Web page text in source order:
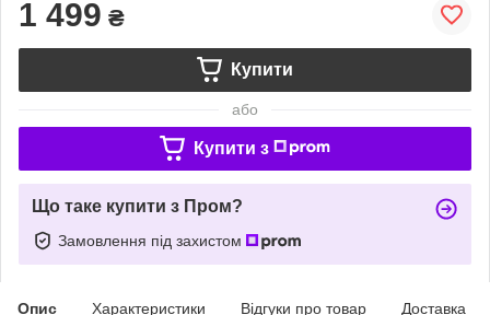
1 499 ₴
Купити
або
Купити з
Що таке купити з Пром?
Замовлення під захистом
Опис Характеристики Відгуки про товар Доставка